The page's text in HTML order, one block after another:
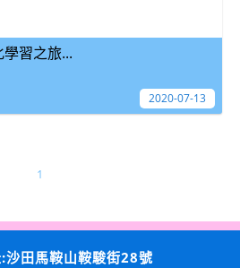
習之旅...
2020-07-13
1
沙田馬鞍山鞍駿街28號